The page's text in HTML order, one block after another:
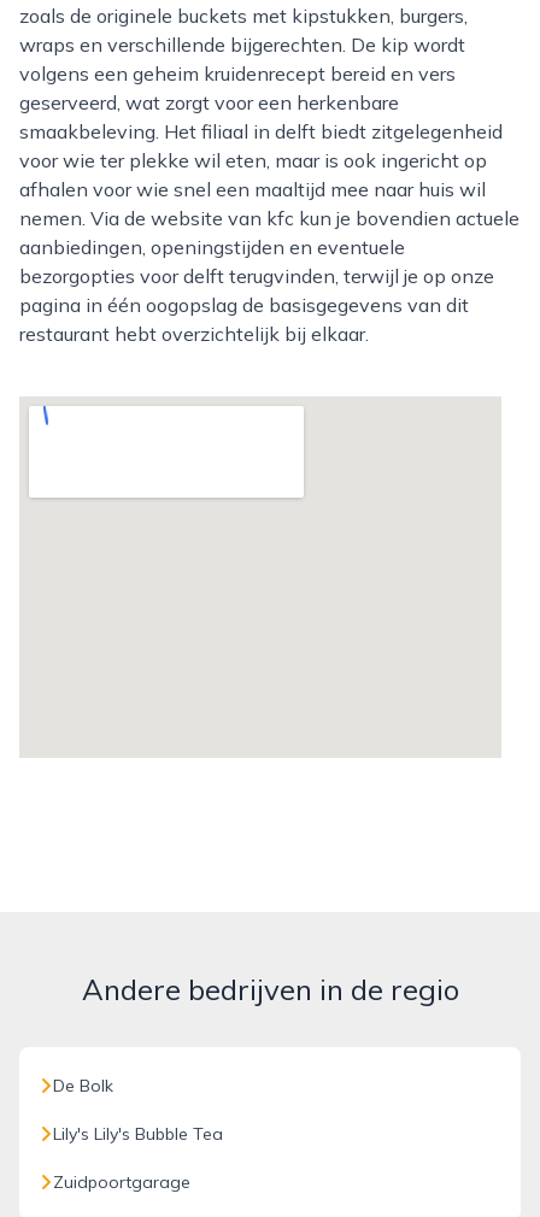
zoals de originele buckets met kipstukken, burgers,
wraps en verschillende bijgerechten. De kip wordt
volgens een geheim kruidenrecept bereid en vers
geserveerd, wat zorgt voor een herkenbare
smaakbeleving. Het filiaal in delft biedt zitgelegenheid
voor wie ter plekke wil eten, maar is ook ingericht op
afhalen voor wie snel een maaltijd mee naar huis wil
nemen. Via de website van kfc kun je bovendien actuele
aanbiedingen, openingstijden en eventuele
bezorgopties voor delft terugvinden, terwijl je op onze
pagina in één oogopslag de basisgegevens van dit
restaurant hebt overzichtelijk bij elkaar.
Andere bedrijven in de regio
De Bolk
Lily's Lily's Bubble Tea
Zuidpoortgarage